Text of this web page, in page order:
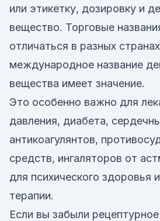
или этикетку, дозировку и
вещество. Торговые
отличаться в разных
международное название
вещества имеет значение.
Это особенно важно для
давления, диабета,
антикоагулянтов,
средств, ингаляторов от
для психического здоровья
терапии.
Если вы забыли